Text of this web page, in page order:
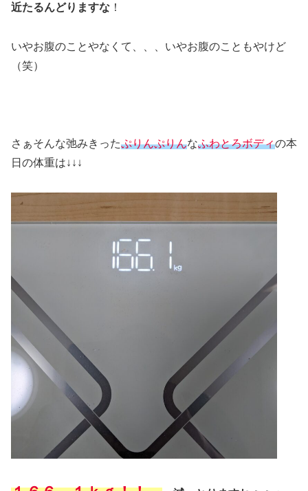
近たるんどりますな ！
いやお腹のことやなくて、、、いやお腹のこともやけど
（笑）
さぁそんな弛みきったぷりんぷりんなふわとろボディの本
日の体重は↓↓↓